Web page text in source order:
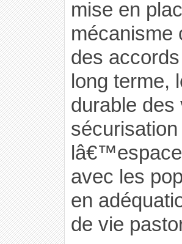
mise en
mécanisme
des
long terme,
durable des
avec les
en
de vie